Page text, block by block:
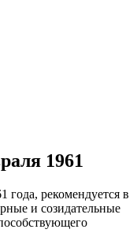
1961
года, рекомендуется в
и созидательные